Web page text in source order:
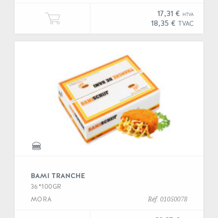
17,31 € HTVA
18,35 €TVAC
Ajouter une unité de "Bami
BAMI TRANCHE
36*100GR
MORA
Réf. 01050078